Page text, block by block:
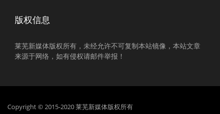
版权信息
莱芜新媒体版权所有，未经允许不可复制本站镜像，本站文章
来源于网络，如有侵权请邮件举报！
Copyright © 2015-2020 莱芜新媒体版权所有